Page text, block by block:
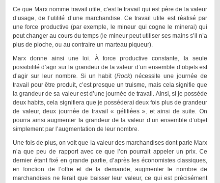
Ce que Marx nomme travail utile, c’est le travail qui est père de la valeur
d’usage, de l’utilité d’une marchandise. Ce travail utile est réalisé par
une force productive (par exemple, le mineur qui cogne le minerai) qui
peut changer au cours du temps (le mineur peut utiliser ses mains s’il n’a
plus de pioche, ou au contraire un marteau piqueur).
Marx donne ainsi une loi. À force productive constante, la seule
possibilité d’agir sur la grandeur de la valeur d’un ensemble d’objets est
d’agir sur leur nombre. Si un habit (Rock) nécessite une journée de
travail pour être produit, c’est presque un truisme, mais cela signifie que
la grandeur de sa valeur est d’une journée de travail. Ainsi, si je possède
deux habits, cela signifiera que je posséderai deux fois plus de grandeur
de valeur, deux journée de travail « gélifiées », et ainsi de suite. On
pourra ainsi augmenter la grandeur de la valeur d’un ensemble d’objet
simplement par l’augmentation de leur nombre.
Une fois de plus, on voit que la valeur des marchandises dont parle Marx
n’a que peu de rapport avec ce que l’on pourrait appeler un prix. Ce
dernier étant fixé en grande partie, d’après les économistes classiques,
en fonction de l’offre et de la demande, augmenter le nombre de
marchandises ne ferait que baisser leur valeur, ce qui est précisément